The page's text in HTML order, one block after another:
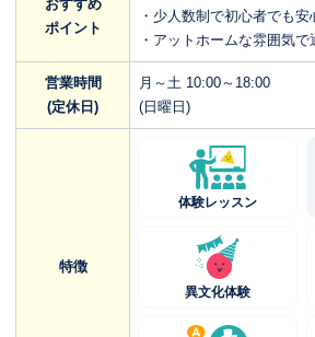
おすすめ
ポイント
・少人数制で初心者でも安
・アットホームな雰囲気
営業時間
(定休日)
月～土 10:00～18:00
(日曜日)
特徴
体験レッスン
異文化体験